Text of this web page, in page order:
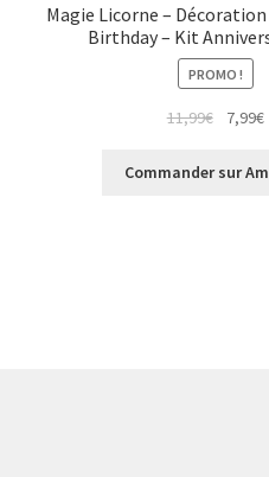
Magie Licorne –
Birthday – Kit
PROMO !
11,99€
Le
initial
7,99€Le
Commander sur